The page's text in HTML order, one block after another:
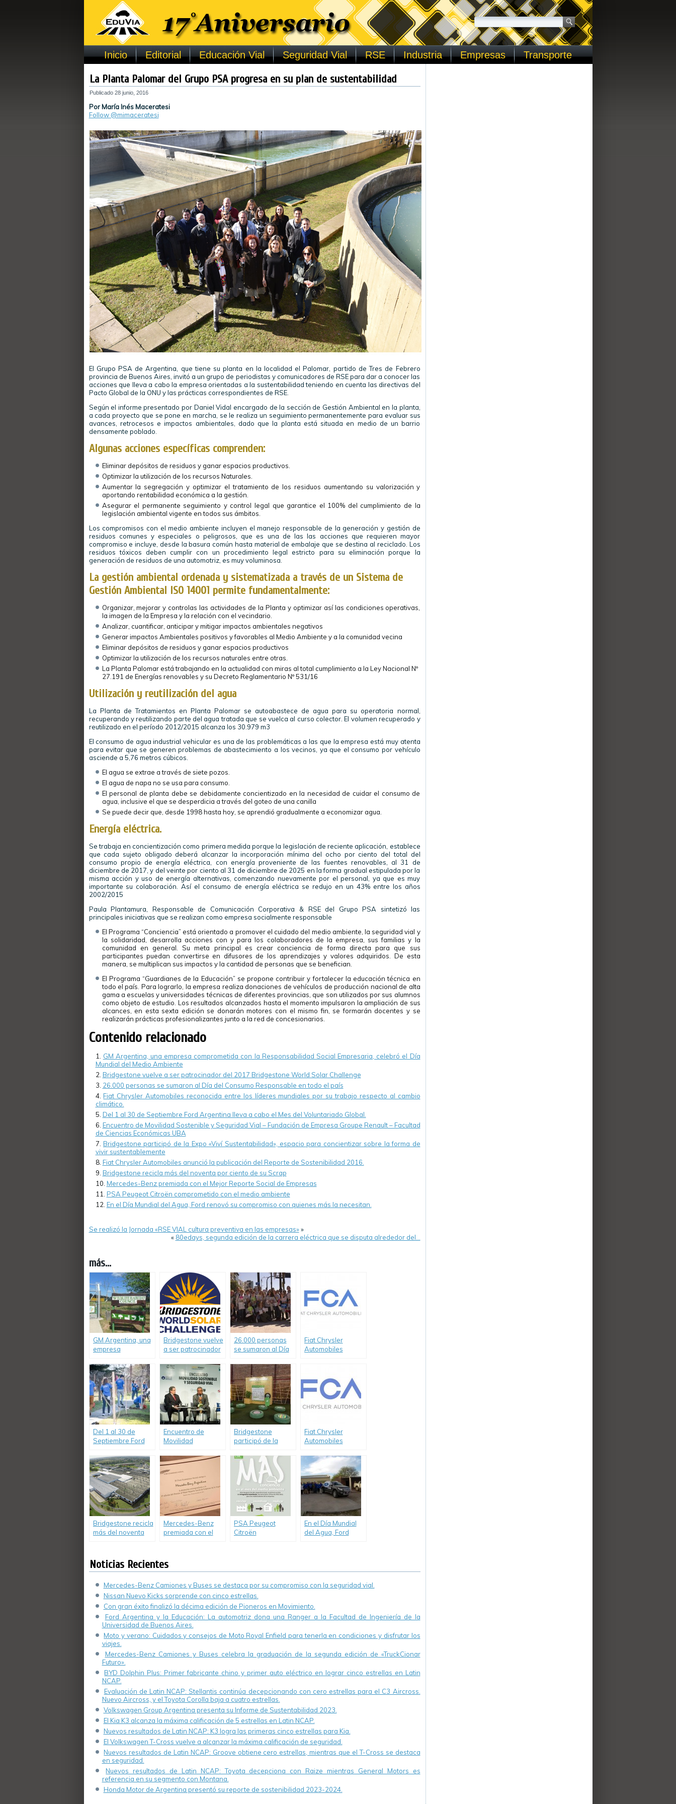
Inicio Editorial Educación Vial Seguridad Vial RSE Industria Empresas Transporte
La Planta Palomar del Grupo PSA progresa en su plan de sustentabilidad
Publicado 28 junio, 2016
Por María Inés Maceratesi
Follow @mimaceratesi
El Grupo PSA de Argentina, que tiene su planta en la localidad el Palomar, partido de Tres de Febrero
provincia de Buenos Aires, invitó a un grupo de periodistas y comunicadores de RSE para dar a conocer las
acciones que lleva a cabo la empresa orientadas a la sustentabilidad teniendo en cuenta las directivas del
Pacto Global de la ONU y las prácticas correspondientes de RSE.
Según el informe presentado por Daniel Vidal encargado de la sección de Gestión Ambiental en la planta,
a cada proyecto que se pone en marcha, se le realiza un seguimiento permanentemente para evaluar sus
avances, retrocesos e impactos ambientales, dado que la planta está situada en medio de un barrio
densamente poblado.
Algunas acciones específicas comprenden:
Eliminar depósitos de residuos y ganar espacios productivos.
Optimizar la utilización de los recursos Naturales.
Aumentar la segregación y optimizar el tratamiento de los residuos aumentando su valorización y
aportando rentabilidad económica a la gestión.
Asegurar el permanente seguimiento y control legal que garantice el 100% del cumplimiento de la
legislación ambiental vigente en todos sus ámbitos.
Los compromisos con el medio ambiente incluyen el manejo responsable de la generación y gestión de
residuos comunes y especiales o peligrosos, que es una de las las acciones que requieren mayor
compromiso e incluye, desde la basura común hasta material de embalaje que se destina al reciclado. Los
residuos tóxicos deben cumplir con un procedimiento legal estricto para su eliminación porque la
generación de residuos de una automotriz, es muy voluminosa.
La gestión ambiental ordenada y sistematizada a través de un Sistema de
Gestión Ambiental ISO 14001 permite fundamentalmente:
Organizar, mejorar y controlas las actividades de la Planta y optimizar así las condiciones operativas,
la imagen de la Empresa y la relación con el vecindario.
Analizar, cuantificar, anticipar y mitigar impactos ambientales negativos
Generar impactos Ambientales positivos y favorables al Medio Ambiente y a la comunidad vecina
Eliminar depósitos de residuos y ganar espacios productivos
Optimizar la utilización de los recursos naturales entre otras.
La Planta Palomar está trabajando en la actualidad con miras al total cumplimiento a la Ley Nacional Nº
27.191 de Energías renovables y su Decreto Reglamentario Nº 531/16
Utilización y reutilización del agua
La Planta de Tratamientos en Planta Palomar se autoabastece de agua para su operatoria normal,
recuperando y reutilizando parte del agua tratada que se vuelca al curso colector. El volumen recuperado y
reutilizado en el período 2012/2015 alcanza los 30.979 m3
El consumo de agua industrial vehicular es una de las problemáticas a las que la empresa está muy atenta
para evitar que se generen problemas de abastecimiento a los vecinos, ya que el consumo por vehículo
asciende a 5,76 metros cúbicos.
El agua se extrae a través de siete pozos.
El agua de napa no se usa para consumo.
El personal de planta debe se debidamente concientizado en la necesidad de cuidar el consumo de
agua, inclusive el que se desperdicia a través del goteo de una canilla
Se puede decir que, desde 1998 hasta hoy, se aprendió gradualmente a economizar agua.
Energía eléctrica.
Se trabaja en concientización como primera medida porque la legislación de reciente aplicación, establece
que cada sujeto obligado deberá alcanzar la incorporación mínima del ocho por ciento del total del
consumo propio de energía eléctrica, con energía proveniente de las fuentes renovables, al 31 de
diciembre de 2017, y del veinte por ciento al 31 de diciembre de 2025 en la forma gradual estipulada por la
misma acción y uso de energía alternativas, comenzando nuevamente por el personal, ya que es muy
importante su colaboración. Así el consumo de energía eléctrica se redujo en un 43% entre los años
2002/2015
Paula Plantamura, Responsable de Comunicación Corporativa & RSE del Grupo PSA sintetizó las
principales iniciativas que se realizan como empresa socialmente responsable
El Programa “Conciencia” está orientado a promover el cuidado del medio ambiente, la seguridad vial y
la solidaridad, desarrolla acciones con y para los colaboradores de la empresa, sus familias y la
comunidad en general. Su meta principal es crear conciencia de forma directa para que sus
participantes puedan convertirse en difusores de los aprendizajes y valores adquiridos. De esta
manera, se multiplican sus impactos y la cantidad de personas que se benefician.
El Programa “Guardianes de la Educación” se propone contribuir y fortalecer la educación técnica en
todo el país. Para lograrlo, la empresa realiza donaciones de vehículos de producción nacional de alta
gama a escuelas y universidades técnicas de diferentes provincias, que son utilizados por sus alumnos
como objeto de estudio. Los resultados alcanzados hasta el momento impulsaron la ampliación de sus
alcances, en esta sexta edición se donarán motores con el mismo fin, se formarán docentes y se
realizarán prácticas profesionalizantes junto a la red de concesionarios.
Contenido relacionado
GM Argentina, una empresa comprometida con la Responsabilidad Social Empresaria, celebró el Día
Mundial del Medio Ambiente
Bridgestone vuelve a ser patrocinador del 2017 Bridgestone World Solar Challenge
26.000 personas se sumaron al Día del Consumo Responsable en todo el país
Fiat Chrysler Automobiles reconocida entre los líderes mundiales por su trabajo respecto al cambio
climático.
Del 1 al 30 de Septiembre Ford Argentina lleva a cabo el Mes del Voluntariado Global.
Encuentro de Movilidad Sostenible y Seguridad Vial – Fundación de Empresa Groupe Renault – Facultad
de Ciencias Económicas UBA
Bridgestone participó de la Expo «Viví Sustentabilidad», espacio para concientizar sobre la forma de
vivir sustentablemente
Fiat Chrysler Automobiles anunció la publicación del Reporte de Sostenibilidad 2016.
Bridgestone recicla más del noventa por ciento de su Scrap
Mercedes-Benz premiada con el Mejor Reporte Social de Empresas
PSA Peugeot Citroën comprometido con el medio ambiente
En el Día Mundial del Agua, Ford renovó su compromiso con quienes más la necesitan.
Se realizó la Jornada «RSE VIAL cultura preventiva en las empresas»»
« 80edays, segunda edición de la carrera eléctrica que se disputa alrededor del…
más...
GM Argentina, una
empresa
la Responsabilidad
Social Empresaria,
celebró el Día
Mundial del Medio
Ambiente
Bridgestone vuelve
a ser patrocinador
Bridgestone World
Solar Challenge
26.000 personas
se sumaron al Día
Responsable en
todo el país
Fiat Chrysler
Automobiles
mundiales por su
trabajo respecto al
cambio climático.
Del 1 al 30 de
Septiembre Ford
cabo el Mes del
Voluntariado
Global.
Encuentro de
Movilidad
Seguridad Vial –
Fundación de
Empresa Groupe
Renault – Facultad
de Ciencias
Económicas UBA
Bridgestone
participó de la
Sustentabilidad»,
espacio para
concientizar sobre
la forma de vivir
sustentablemente
Fiat Chrysler
Automobiles
publicación del
Reporte de
Sostenibilidad
2016.
Bridgestone recicla
más del noventa
Mercedes-Benz
premiada con el
PSA Peugeot
Citroën
En el Día Mundial
del Agua, Ford
Noticias Recientes
Mercedes-Benz Camiones y Buses se destaca por su compromiso con la seguridad vial.
Nissan Nuevo Kicks sorprende con cinco estrellas.
Con gran éxito finalizó la décima edición de Pioneros en Movimiento.
Ford Argentina y la Educación: La automotriz dona una Ranger a la Facultad de Ingeniería de la
Universidad de Buenos Aires.
Moto y verano: Cuidados y consejos de Moto Royal Enfield para tenerla en condiciones y disfrutar los
viajes.
Mercedes-Benz Camiones y Buses celebra la graduación de la segunda edición de «TruckCionar
Futuro».
BYD Dolphin Plus: Primer fabricante chino y primer auto eléctrico en lograr cinco estrellas en Latin
NCAP.
Evaluación de Latin NCAP: Stellantis continúa decepcionando con cero estrellas para el C3 Aircross.
Nuevo Aircross, y el Toyota Corolla baja a cuatro estrellas.
Volkswagen Group Argentina presenta su Informe de Sustentabilidad 2023.
El Kia K3 alcanza la máxima calificación de 5 estrellas en Latin NCAP.
Nuevos resultados de Latin NCAP: K3 logra las primeras cinco estrellas para Kia.
El Volkswagen T-Cross vuelve a alcanzar la máxima calificación de seguridad.
Nuevos resultados de Latin NCAP: Groove obtiene cero estrellas, mientras que el T-Cross se destaca
en seguridad.
Nuevos resultados de Latin NCAP: Toyota decepciona con Raize mientras General Motors es
referencia en su segmento con Montana.
Honda Motor de Argentina presentó su reporte de sostenibilidad 2023-2024.